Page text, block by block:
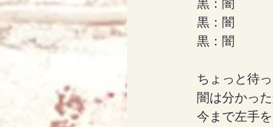
黒：闇
黒：闇
黒：闇
ちょっと待っ
闇は分かった
今まで左手